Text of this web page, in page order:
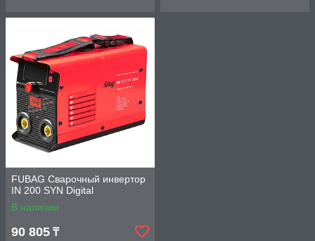
FUBAG Сварочный инвертор
IN 200 SYN Digital
В наличии
90 805 ₸